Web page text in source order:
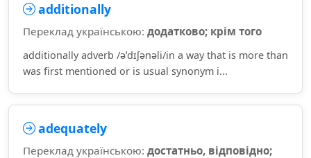
additionally
Переклад українською: додатково; крім того
additionally adverb /əˈdɪʃənəli/in a way that is more than
was first mentioned or is usual synonym i...
adequately
Переклад українською: достатньо, відповідно;